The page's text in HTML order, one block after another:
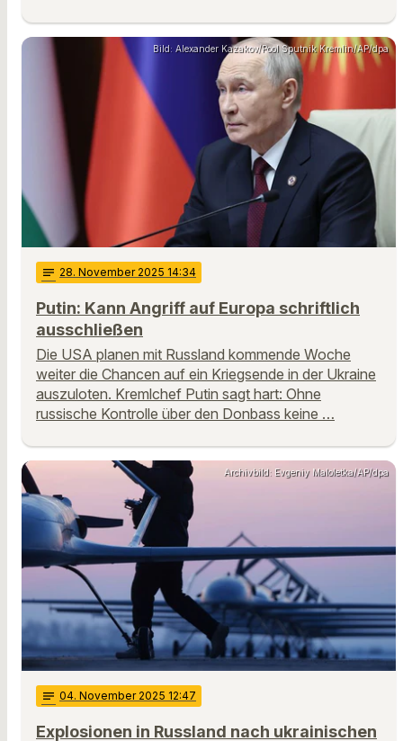
Bild: Alexander Kazakov/Pool Sputnik Kremlin/AP/dpa
notes 28. November 2025 14:34
Putin: Kann Angriff auf Europa schriftlich
ausschließen
Die USA planen mit Russland kommende Woche
weiter die Chancen auf ein Kriegsende in der Ukraine
auszuloten. Kremlchef Putin sagt hart: Ohne
russische Kontrolle über den Donbass keine …
Archivbild: Evgeniy Maloletka/AP/dpa
notes 04. November 2025 12:47
Explosionen in Russland nach ukrainischen